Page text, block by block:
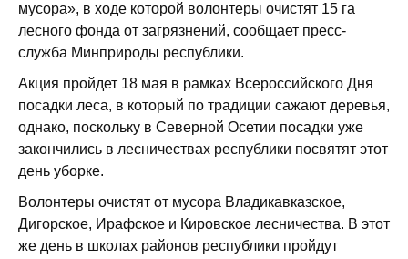
мусора», в ходе которой волонтеры очистят 15 га
лесного фонда от загрязнений, сообщает пресс-
служба Минприроды республики.
Акция пройдет 18 мая в рамках Всероссийского Дня
посадки леса, в который по традиции сажают деревья,
однако, поскольку в Северной Осетии посадки уже
закончились в лесничествах республики посвятят этот
день уборке.
Волонтеры очистят от мусора Владикавказское,
Дигорское, Ирафское и Кировское лесничества. В этот
же день в школах районов республики пройдут